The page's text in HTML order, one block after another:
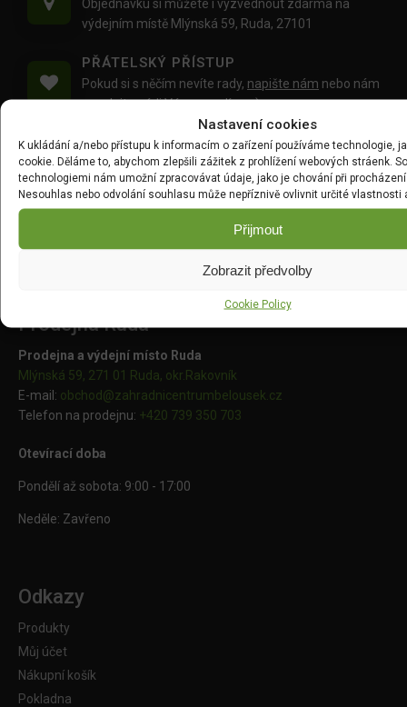
Nastavení cookies
K ukládání a/nebo přístupu k informacím o zařízení používáme technologie,
cookie. Děláme to, abychom zlepšili zážitek z prohlížení webových stráenk.
technologiemi nám umožní zpracovávat údaje, jako je chování při
Nesouhlas nebo odvolání souhlasu může nepříznivě ovlivnit určité vlastnosti
Přijmout
Zobrazit předvolby
Cookie Policy
Objednávku si můžete i vyzvednout zdarma na
výdejním místě Mlýnská 59, Ruda, 27101
PŘÁTELSKÝ PŘÍSTUP
Pokud si s něčím nevíte rady, napište nám nebo nám
zavolejte, rádi Vám poradíme :)
PROFESIONÁLNÍ KOMUNIKACE
Během celého procesu nákupu budete informováni
o stavu Vaší objednávky.
nejlepší ceny na zahradnické produkty.
Prodejna Ruda
Prodejna a výdejní místo Ruda
Mlýnská 59, 271 01 Ruda, okr.Rakovník
E-mail: obchod@zahradnicentrumbelousek.cz
Telefon na prodejnu: +420 739 350 703
Otevírací doba
Pondělí až sobota: 9:00 - 17:00
Neděle: Zavřeno
Odkazy
Produkty
Můj účet
Nákupní košík
Pokladna